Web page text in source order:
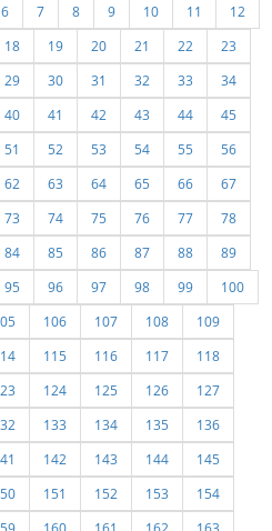
6 7 8 9 10 11
12
18 19 20 21 22
23
29 30 31 32 33
34
40 41 42 43 44
45
51 52 53 54 55
56
62 63 64 65 66
67
73 74 75 76 77
78
84 85 86 87 88
89
95 96 97 98 99
100
106 107 108
109
115 116 117
118
124 125 126
127
133 134 135
136
142 143 144
145
151 152 153
154